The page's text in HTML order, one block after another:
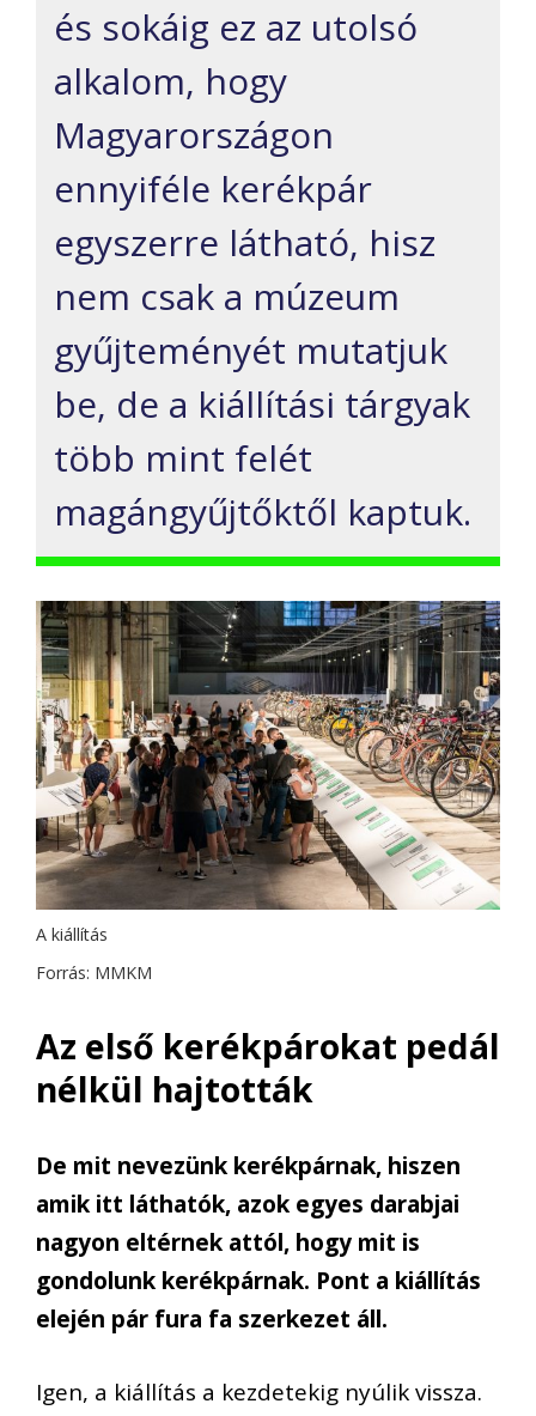
és sokáig ez az utolsó
alkalom, hogy
Magyarországon
ennyiféle kerékpár
egyszerre látható, hisz
nem csak a múzeum
gyűjteményét mutatjuk
be, de a kiállítási tárgyak
több mint felét
magángyűjtőktől kaptuk.
A kiállítás
Forrás: MMKM
Az első kerékpárokat pedál
nélkül hajtották
De mit nevezünk kerékpárnak, hiszen
amik itt láthatók, azok egyes darabjai
nagyon eltérnek attól, hogy mit is
gondolunk kerékpárnak. Pont a kiállítás
elején pár fura fa szerkezet áll.
Igen, a kiállítás a kezdetekig nyúlik vissza.